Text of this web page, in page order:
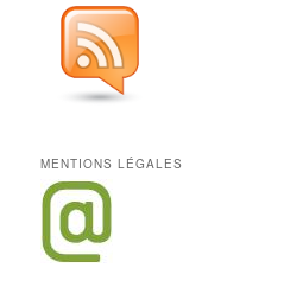
MENTIONS LÉGALES